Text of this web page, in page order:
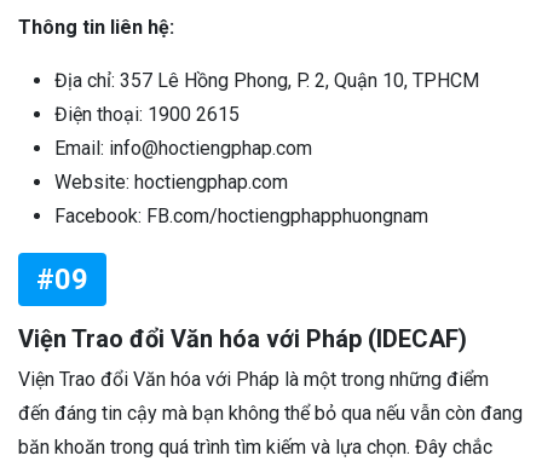
Thông tin liên hệ:
Địa chỉ: 357 Lê Hồng Phong, P. 2, Quận 10, TPHCM
Điện thoại: 1900 2615
Email: info@hoctiengphap.com
Website: hoctiengphap.com
Facebook: FB.com/hoctiengphapphuongnam
#09
Viện Trao đổi Văn hóa với Pháp (IDECAF)
Viện Trao đổi Văn hóa với Pháp là một trong những điểm
đến đáng tin cậy mà bạn không thể bỏ qua nếu vẫn còn đang
băn khoăn trong quá trình tìm kiếm và lựa chọn. Đây chắc